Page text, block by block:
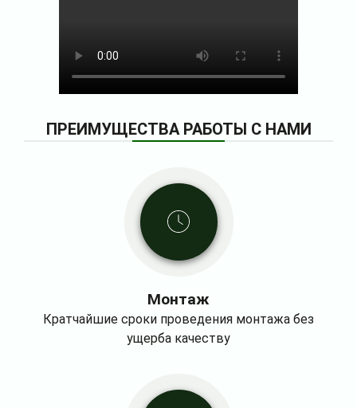
ПРЕИМУЩЕСТВА РАБОТЫ С НАМИ
Монтаж
Кратчайшие сроки проведения монтажа без
ущерба качеству